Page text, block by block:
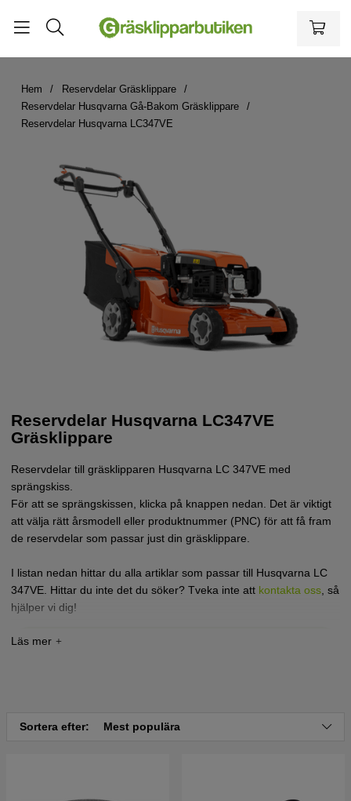
Hem
Reservdelar Gräsklippare
Reservdelar Husqvarna Gå-Bakom Gräsklippare
Reservdelar Husqvarna LC347VE
Reservdelar Husqvarna LC347VE
Gräsklippare
Reservdelar till gräsklipparen Husqvarna LC 347VE med
sprängskiss.
För att se sprängskissen, klicka på knappen nedan. Det är viktigt
att välja rätt årsmodell eller produktnummer (PNC) för att få fram
de reservdelar som passar just din gräsklippare.
I listan nedan hittar du alla artiklar som passar till Husqvarna LC
347VE. Hittar du inte det du söker? Tveka inte att kontakta oss , så
hjälper vi dig!
Tryck här för sprängskiss och reservdelslista till
Sortera efter: Mest populära